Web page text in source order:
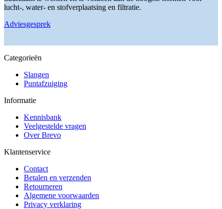
lucht-, water- en stofverplaatsing en filtratie.
Adviesgesprek
Categorieën
Slangen
Puntafzuiging
Informatie
Kennisbank
Veelgestelde vragen
Over Brevo
Klantenservice
Contact
Betalen en verzenden
Retourneren
Algemene voorwaarden
Privacy verklaring